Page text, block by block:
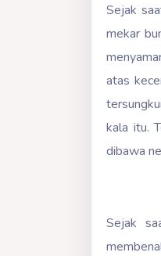
Sejak
mekar
atas
kala itu.
dibawa
Sejak